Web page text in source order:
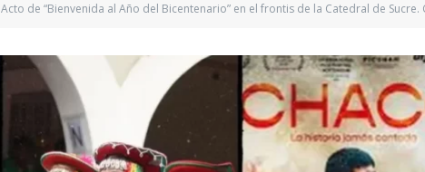
Acto de “Bienvenida al Año del Bicentenario” en el frontis de la Catedral de